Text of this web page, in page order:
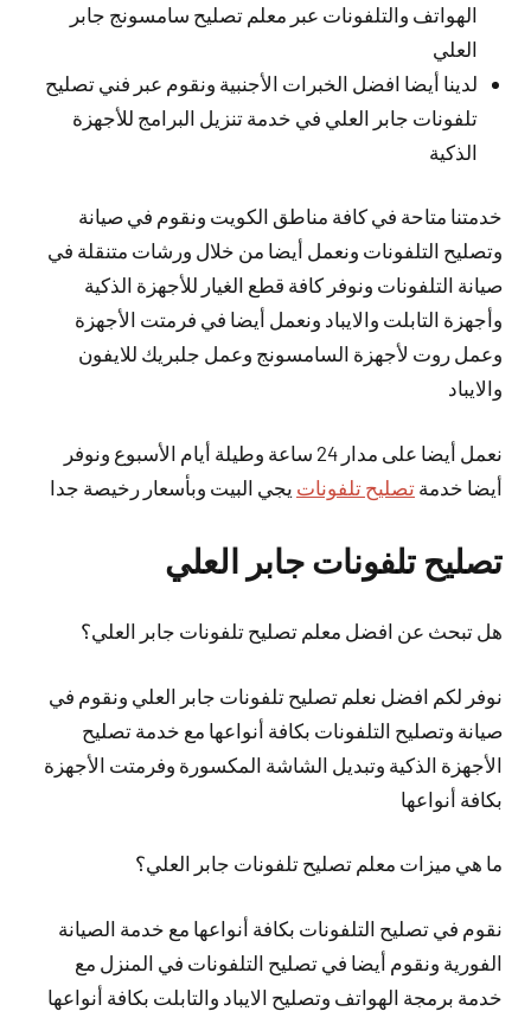
الهواتف والتلفونات عبر معلم تصليح سامسونج جابر
العلي
لدينا أيضا افضل الخبرات الأجنبية ونقوم عبر فني تصليح
تلفونات جابر العلي في خدمة تنزيل البرامج للأجهزة
الذكية
خدمتنا متاحة في كافة مناطق الكويت ونقوم في صيانة
وتصليح التلفونات ونعمل أيضا من خلال ورشات متنقلة في
صيانة التلفونات ونوفر كافة قطع الغيار للأجهزة الذكية
وأجهزة التابلت والايباد ونعمل أيضا في فرمتت الأجهزة
وعمل روت لأجهزة السامسونج وعمل جلبريك للايفون
والايباد
نعمل أيضا
على مدار 24 ساعة وطيلة أيام الأسبوع ونوفر
أيضا خدمة تصليح تلفونات يجي البيت وبأسعار رخيصة جدا
تصليح تلفونات جابر العلي
هل تبحث عن افضل معلم تصليح تلفونات جابر العلي؟
نوفر لكم افضل نعلم تصليح تلفونات جابر العلي ونقوم في
صيانة وتصليح التلفونات بكافة أنواعها مع خدمة تصليح
الأجهزة الذكية وتبديل الشاشة المكسورة وفرمتت الأجهزة
بكافة أنواعها
ما هي ميزات معلم تصليح تلفونات جابر العلي؟
نقوم في تصليح التلفونات بكافة أنواعها مع خدمة الصيانة
الفورية ونقوم أيضا في تصليح التلفونات في المنزل مع
خدمة برمجة الهواتف وتصليح الايباد والتابلت بكافة أنواعها